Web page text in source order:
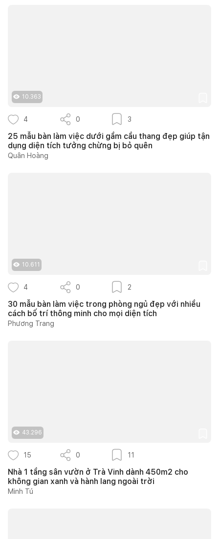
10.363
4 0 3
25 mẫu bàn làm việc dưới gầm cầu thang đẹp giúp tận
dụng diện tích tưởng chừng bị bỏ quên
Quân Hoàng
10.611
4 0 2
30 mẫu bàn làm việc trong phòng ngủ đẹp với nhiều
cách bố trí thông minh cho mọi diện tích
Phương Trang
43.296
15 0 11
Nhà 1 tầng sân vườn ở Trà Vinh dành 450m2 cho
không gian xanh và hành lang ngoài trời
Minh Tú